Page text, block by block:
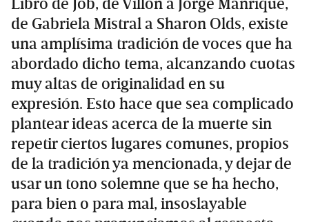
Libro de Job, de Villon a Jorge Manrique,
de Gabriela Mistral a Sharon Olds, existe
una amplísima tradición de voces que ha
abordado dicho tema, alcanzando cuotas
muy altas de originalidad en su
expresión. Esto hace que sea complicado
plantear ideas acerca de la muerte sin
repetir ciertos lugares comunes, propios
de la tradición ya mencionada, y dejar de
usar un tono solemne que se ha hecho,
para bien o para mal, insoslayable